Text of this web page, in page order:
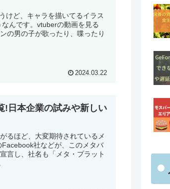
けど、キャラを描いてるイラス
の男の子が歌ったり、喋ったり
2024.03.22
!日本企業の試みや新しい
るほど、大変期待されているメ
言し、社名も「メタ・プラット